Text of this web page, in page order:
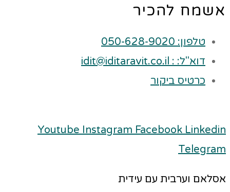
אשמח להכיר
טלפון: 050-628-9020
דוא"ל: : idit@iditaravit.co.il
כרטיס ביקור
Youtube Instagram Facebook Linkedin
Telegram
אסלאם וערבית עם עידית